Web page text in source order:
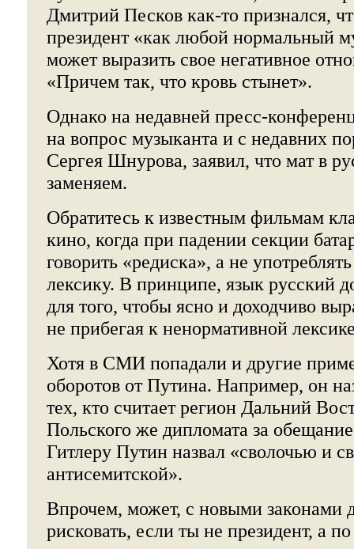
Дмитрий Песков как-то признался,
президент «как любой нормальный
может выразить свое негативное
«Причем так, что кровь стынет».
Однако на недавней пресс-
на вопрос музыканта и с недавних
Сергея Шнурова, заявил, что мат в
заменяем.
Обратитесь к известным фильмам
кино, когда при падении секции
говорить «редиска», а не
лексику. В принципе, язык русский
для того, чтобы ясно и доходчиво
не прибегая к ненормативной
Хотя в СМИ попадали и другие
оборотов от Путина. Например, он
тех, кто считает регион Дальний
Польского же дипломата за
Гитлеру Путин назвал «сволочью и
антисемитской».
Впрочем, может, с новыми законами
рисковать, если ты не президент, а